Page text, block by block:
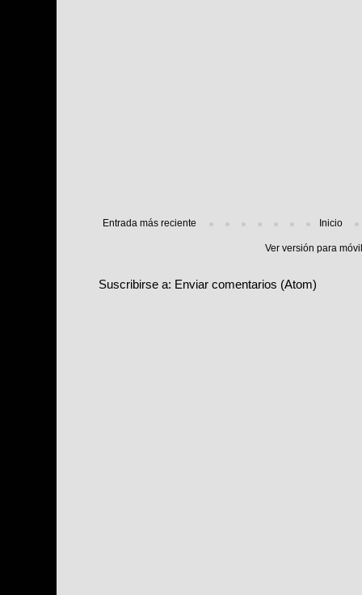
Entrada más reciente Inicio
Ver versión para
Suscribirse a: Enviar comentarios (Atom)